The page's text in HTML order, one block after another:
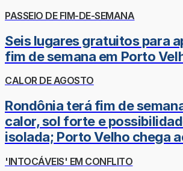
PASSEIO DE FIM-DE-SEMANA
Seis lugares gratuitos para
fim de semana em Porto
CALOR DE AGOSTO
Rondônia terá fim de
calor, sol forte e
isolada; Porto Velho chega
'INTOCÁVEIS' EM CONFLITO